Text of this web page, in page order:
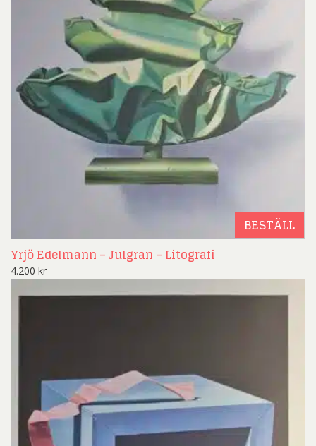
BESTÄLL
Yrjö Edelmann – Julgran – Litografi
4.200 kr